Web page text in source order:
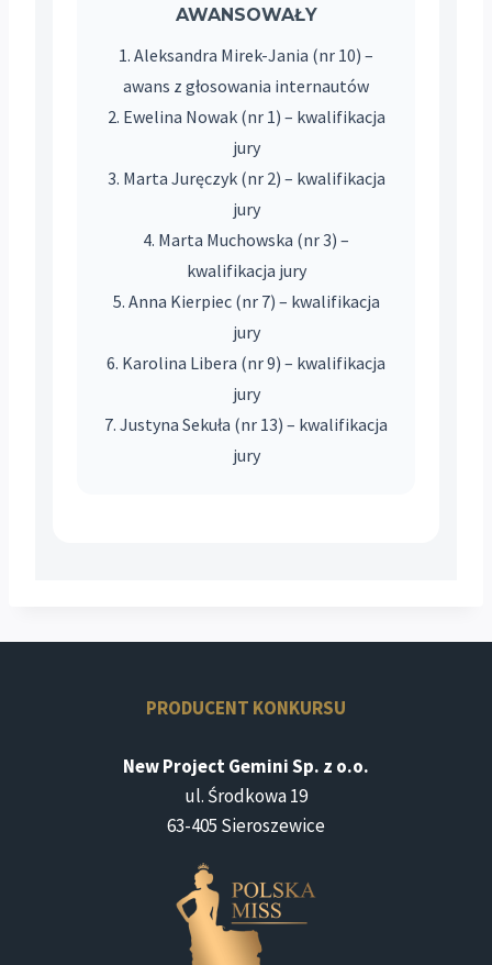
AWANSOWAŁY
1. Aleksandra Mirek-Jania (nr 10) –
awans z głosowania internautów
2. Ewelina Nowak (nr 1) – kwalifikacja
jury
3. Marta Juręczyk (nr 2) – kwalifikacja
jury
4. Marta Muchowska (nr 3) –
kwalifikacja jury
5. Anna Kierpiec (nr 7) – kwalifikacja
jury
6. Karolina Libera (nr 9) – kwalifikacja
jury
7. Justyna Sekuła (nr 13) – kwalifikacja
jury
PRODUCENT KONKURSU
New Project Gemini Sp. z o.o.
ul. Środkowa 19
63-405 Sieroszewice